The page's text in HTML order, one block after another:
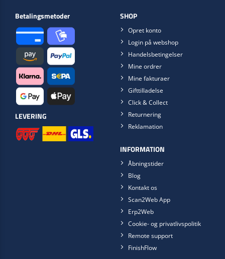
Betalingsmetoder
LEVERING
SHOP
Opret konto
Login på webshop
Handelsbetingelser
Mine ordrer
Mine fakturaer
Gifttilladelse
Click & Collect
Returnering
Reklamation
INFORMATION
Åbningstider
Blog
Kontakt os
Scan2Web App
Erp2Web
Cookie- og privatlivspolitik
Remote support
FinishFlow